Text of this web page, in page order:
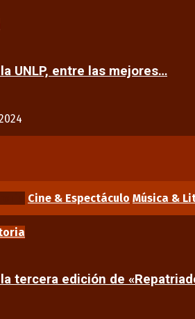
la UNLP, entre las mejores…
Cine & Espectáculo Música &
tercera edición de